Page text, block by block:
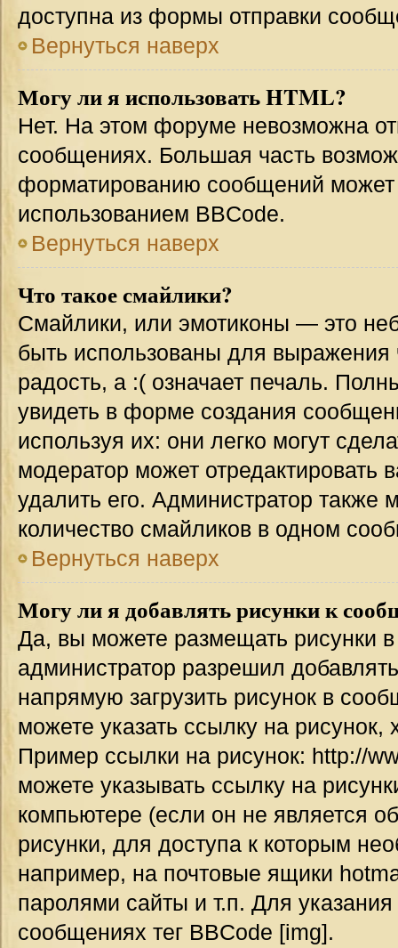
доступна из формы отправки
Вернуться наверх
Могу ли я использовать HTML?
Нет. На этом форуме невозможна
сообщениях. Большая часть
форматированию сообщений может
использованием BBCode.
Вернуться наверх
Что такое смайлики?
Смайлики, или эмотиконы — это
быть использованы для выражения
радость, а :( означает печаль.
увидеть в форме создания
используя их: они легко могут
модератор может
удалить его. Администратор также
количество смайликов в одном
Вернуться наверх
Могу ли я добавлять рисунки к
Да, вы можете размещать рисунки
администратор разрешил
напрямую загрузить рисунок в
можете указать ссылку на
Пример ссылки на рисунок: http://
можете указывать ссылку на
компьютере (если он не является
рисунки, для доступа к которым
например, на почтовые ящики
паролями сайты и т.п. Для
сообщениях тег BBCode [img].